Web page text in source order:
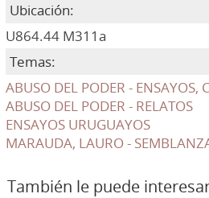
Ubicación:
U864.44 M311a
Temas:
ABUSO DEL PODER - ENSAYOS,
ABUSO DEL PODER - RELATOS
ENSAYOS URUGUAYOS
MARAUDA, LAURO -
También le puede